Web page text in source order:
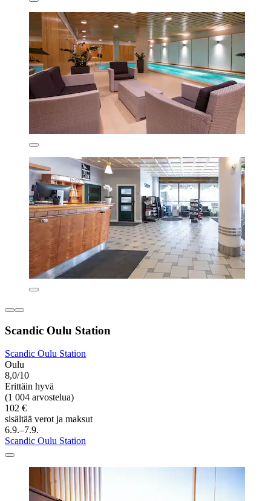
Scandic Oulu Station
Scandic Oulu Station
Oulu
8,0/10
Erittäin hyvä
(1 004 arvostelua)
102 €
sisältää verot ja maksut
6.9.–7.9.
Scandic Oulu Station